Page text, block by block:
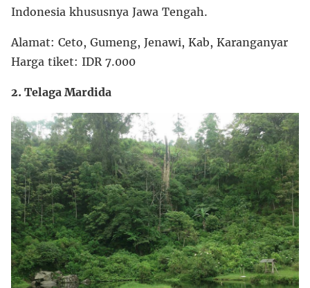
Indonesia khususnya Jawa Tengah.
Alamat: Ceto, Gumeng, Jenawi, Kab, Karanganyar
Harga tiket: IDR 7.000
2. Telaga Mardida